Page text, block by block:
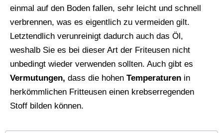
einmal auf den Boden fallen, sehr leicht und schnell
verbrennen, was es eigentlich zu vermeiden gilt.
Letztendlich verunreinigt dadurch auch das Öl,
weshalb Sie es bei dieser Art der Friteusen nicht
unbedingt wieder verwenden sollten. Auch gibt es
Vermutungen, dass die hohen Temperaturen in
herkömmlichen Fritteusen einen krebserregenden
Stoff bilden können.